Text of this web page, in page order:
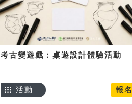
考古變遊戲：桌遊設計體驗活動
報名
活動